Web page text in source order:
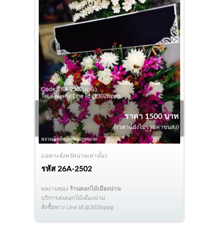
(เฉพาะจังหวัดน่านเท่านั้น )
รหัส 26A-2502
ราคา 1500 บาท
(ราคานี้ยังไม่รวมค่าขนส่ง)
ผลงานของ ร้านดอกไม้เมืองน่าน
บริการส่งดอกไม้เมืองน่าน
สั่งซื้อทาง Line Id:@302lsppg